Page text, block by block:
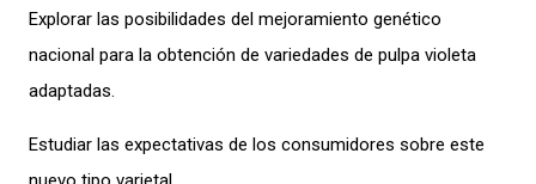
Explorar las posibilidades del mejoramiento genético
nacional para la obtención de variedades de pulpa violeta
adaptadas.
Estudiar las expectativas de los consumidores sobre este